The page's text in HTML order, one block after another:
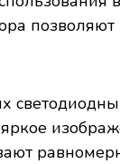
яркое